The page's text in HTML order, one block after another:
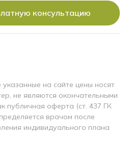
консультацию
на сайте цены носят
не являются окончательными
публичная оферта (ст. 437 ГК
врачом после
индивидуального плана